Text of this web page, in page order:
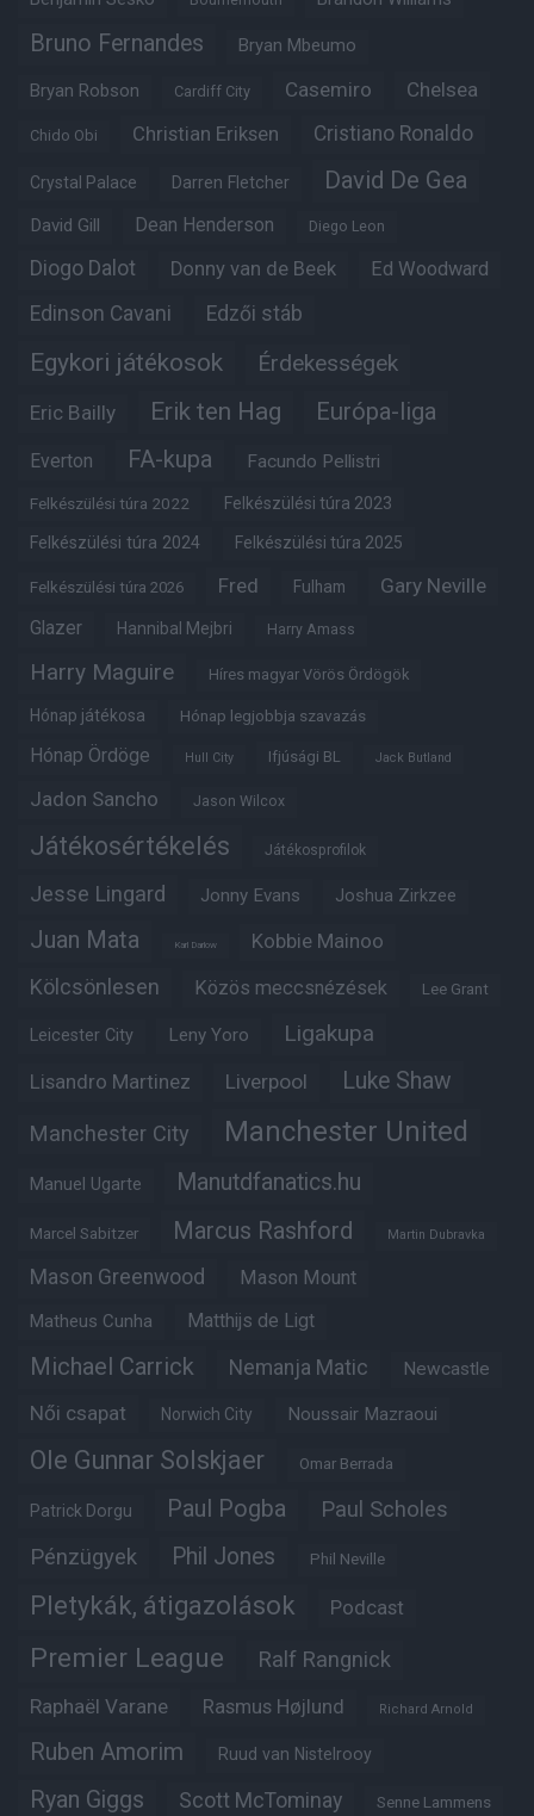
Bruno Fernandes Bryan Mbeumo
Bryan Robson Cardiff City Casemiro Chelsea
Chido Obi Christian Eriksen Cristiano Ronaldo
Crystal Palace Darren Fletcher David De Gea
David Gill Dean Henderson Diego Leon
Diogo Dalot Donny van de Beek Ed Woodward
Edinson Cavani Edzői stáb
Egykori játékosok Érdekességek
Eric Bailly Erik ten Hag Európa-liga
Everton FA-kupa Facundo Pellistri
Felkészülési túra 2022 Felkészülési túra 2023
Felkészülési túra 2024 Felkészülési túra 2025
Felkészülési túra 2026 Fred Fulham Gary Neville
Glazer Hannibal Mejbri Harry Amass
Harry Maguire Híres magyar Vörös Ördögök
Hónap játékosa Hónap legjobbja szavazás
Hónap Ördöge Hull City Ifjúsági BL Jack Butland
Jadon Sancho Jason Wilcox
Játékosértékelés Játékosprofilok
Jesse Lingard Jonny Evans Joshua Zirkzee
Juan Mata Karl Darlow Kobbie Mainoo
Kölcsönlesen Közös meccsnézések Lee Grant
Leicester City Leny Yoro Ligakupa
Lisandro Martinez Liverpool Luke Shaw
Manchester City Manchester United
Manuel Ugarte Manutdfanatics.hu
Marcel Sabitzer Marcus Rashford Martin Dubravka
Mason Greenwood Mason Mount
Matheus Cunha Matthijs de Ligt
Michael Carrick Nemanja Matic Newcastle
Női csapat Norwich City Noussair Mazraoui
Ole Gunnar Solskjaer Omar Berrada
Patrick Dorgu Paul Pogba Paul Scholes
Pénzügyek Phil Jones Phil Neville
Pletykák, átigazolások Podcast
Premier League Ralf Rangnick
Raphaël Varane Rasmus Højlund Richard Arnold
Ruben Amorim Ruud van Nistelrooy
Ryan Giggs Scott McTominay Senne Lammens